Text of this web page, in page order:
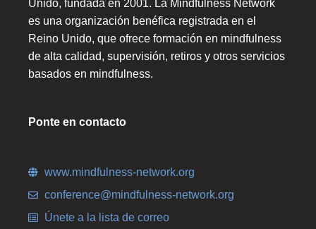
Unido, fundada en 2001. La Mindfulness Network
es una organización benéfica registrada en el
Reino Unido, que ofrece formación en mindfulness
de alta calidad, supervisión, retiros y otros servicios
basados en mindfulness.
Ponte en contacto
www.mindfulness-network.org
conference@mindfulness-network.org
Únete a la lista de correo